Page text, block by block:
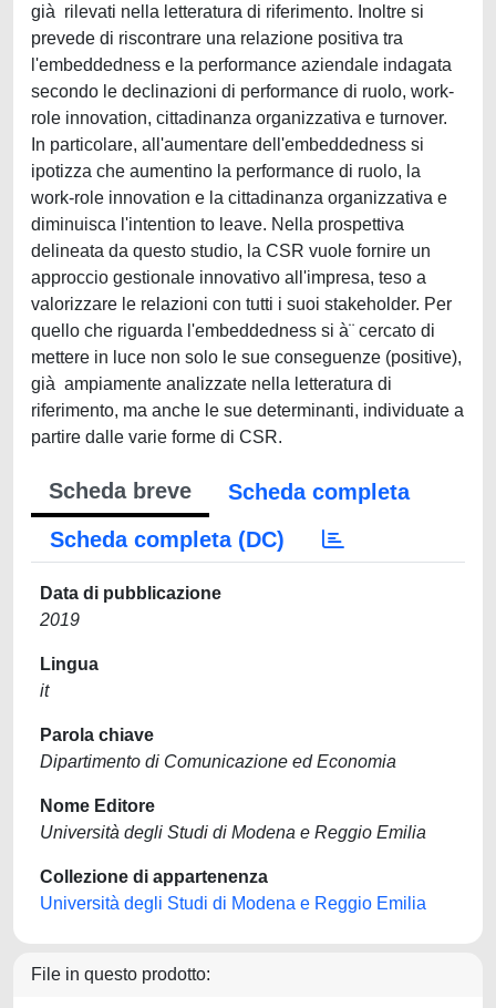
già rilevati nella letteratura di riferimento. Inoltre si
prevede di riscontrare una relazione positiva tra
l'embeddedness e la performance aziendale indagata
secondo le declinazioni di performance di ruolo, work-
role innovation, cittadinanza organizzativa e turnover.
In particolare, all'aumentare dell'embeddedness si
ipotizza che aumentino la performance di ruolo, la
work-role innovation e la cittadinanza organizzativa e
diminuisca l'intention to leave. Nella prospettiva
delineata da questo studio, la CSR vuole fornire un
approccio gestionale innovativo all'impresa, teso a
valorizzare le relazioni con tutti i suoi stakeholder. Per
quello che riguarda l'embeddedness si à¨ cercato di
mettere in luce non solo le sue conseguenze (positive),
già ampiamente analizzate nella letteratura di
riferimento, ma anche le sue determinanti, individuate a
partire dalle varie forme di CSR.
Scheda breve
Scheda completa
Scheda completa (DC)
Data di pubblicazione
2019
Lingua
it
Parola chiave
Dipartimento di Comunicazione ed Economia
Nome Editore
Università degli Studi di Modena e Reggio Emilia
Collezione di appartenenza
Università degli Studi di Modena e Reggio Emilia
File in questo prodotto: